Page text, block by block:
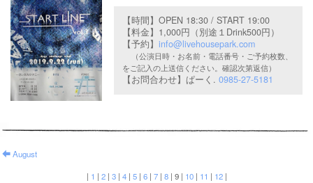
【時間】OPEN 18:30 / START 19:00
【料金】1,000円（別途１Drink500円）
【予約】info@livehousepark.com
（公演日時・お名前・電話番号・ご予約枚数、
をご記入の上送信ください。確認次第返信）
【お問合わせ】ぱーく.0985-27-5181
August
| 1 | 2 | 3 | 4 | 5 | 6 | 7 | 8 | 9 | 10 | 11 | 12 |